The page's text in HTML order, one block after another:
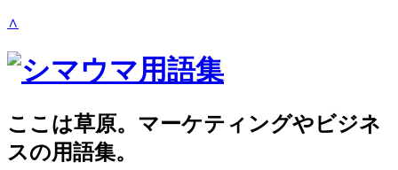
∧
ここは草原。マーケティングやビジネ
スの用語集。